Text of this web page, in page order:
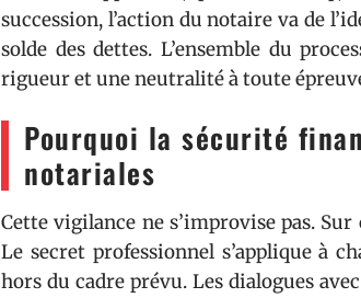
succession, l’action du notaire va de
solde des dettes. L’ensemble du
rigueur et une neutralité à toute
Pourquoi la sécurité
notariales
Cette vigilance ne s’improvise pas. Sur
Le secret professionnel s’applique à
hors du cadre prévu. Les dialogues